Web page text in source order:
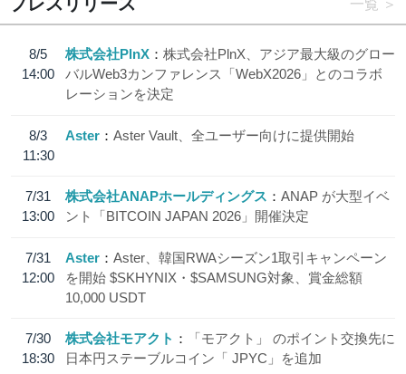
一覧
8/5
14:00
株式会社PlnX
株式会社PlnX、アジア最大級のグロー
バルWeb3カンファレンス「WebX2026」とのコラボ
レーションを決定
8/3
11:30
Aster Aster Vault、全ユーザー向けに提供開始
7/31
13:00
株式会社ANAPホールディングス
ANAP が大型イベ
ント「BITCOIN JAPAN 2026」開催決定
7/31
12:00
Aster
Aster、韓国RWAシーズン1取引キャンペーン
を開始 $SKHYNIX・$SAMSUNG対象、賞金総額
10,000 USDT
7/30
18:30
株式会社モアクト
「モアクト」 のポイント交換先に
日本円ステーブルコイン「 JPYC」を追加